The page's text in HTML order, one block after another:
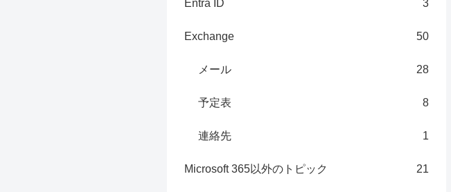
Entra ID 3
Exchange 50
メール 28
予定表 8
連絡先 1
Microsoft 365以外のトピック 21